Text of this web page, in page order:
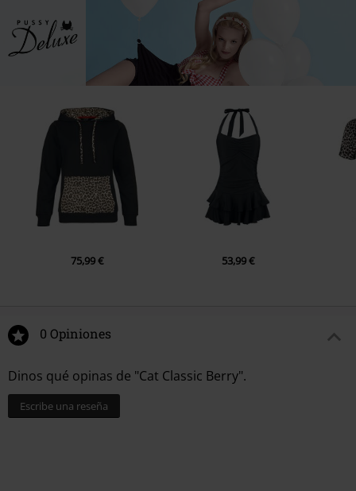
75,99 € 53,99 €
0 Opiniones
Dinos qué opinas de "Cat Classic Berry".
Escribe una reseña